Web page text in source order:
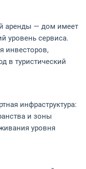
аренды — дом имеет
уровень сервиса.
инвесторов,
в туристический
инфраструктура:
и зоны
уровня